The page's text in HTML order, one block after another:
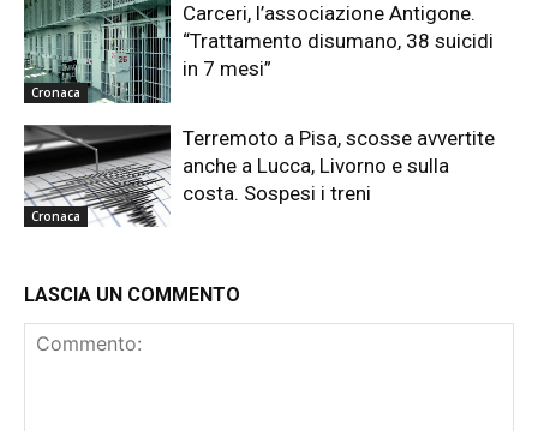
Cronaca
Carceri, l’associazione Antigone.
“Trattamento disumano, 38 suicidi
in 7 mesi”
Cronaca
Terremoto a Pisa, scosse avvertite
anche a Lucca, Livorno e sulla
costa. Sospesi i treni
LASCIA UN COMMENTO